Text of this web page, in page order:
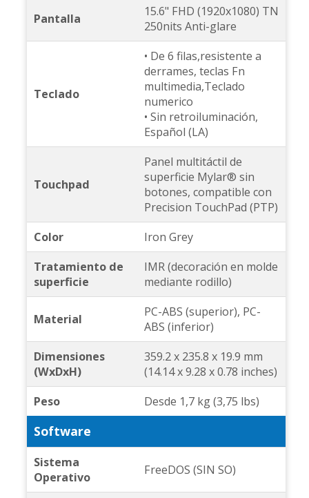
Pantalla
15.6" FHD (1920x1080) TN
250nits Anti-glare
Teclado
• De 6 filas,resistente a
derrames, teclas Fn
multimedia,Teclado
numerico
• Sin retroiluminación,
Español (LA)
Touchpad
Panel multitáctil de
superficie Mylar® sin
botones, compatible con
Precision TouchPad (PTP)
Color
Iron Grey
Tratamiento de
superficie
IMR (decoración en molde
mediante rodillo)
Material
PC-ABS (superior), PC-
ABS (inferior)
Dimensiones
(WxDxH)
359.2 x 235.8 x 19.9 mm
(14.14 x 9.28 x 0.78 inches)
Peso
Desde 1,7 kg (3,75 lbs)
Software
Sistema
Operativo
FreeDOS (SIN SO)